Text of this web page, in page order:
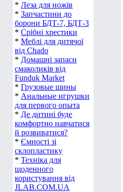
* Леза для ножів
* Запчастини до
борони БДТ-7, БДТ-3
* Срібні хрестики
* Меблі для дитячої
від Chado
* Домашні запаси
смаколиків від
Funduk Market
* Грузовые шины
* Анальные игрушки
для первого опыта
* Де дитині буде
комфортно навчатися
й розвиватися?
* Ємності зі
склопластику
* Техніка для
щоденного
користування від
JLAB.COM.UA